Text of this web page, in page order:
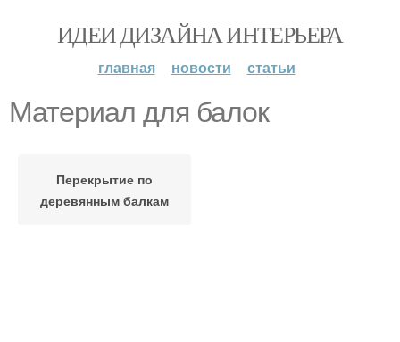
ИДЕИ ДИЗАЙНА ИНТЕРЬЕРА
главная новости статьи
Материал для балок
Перекрытие по
деревянным балкам